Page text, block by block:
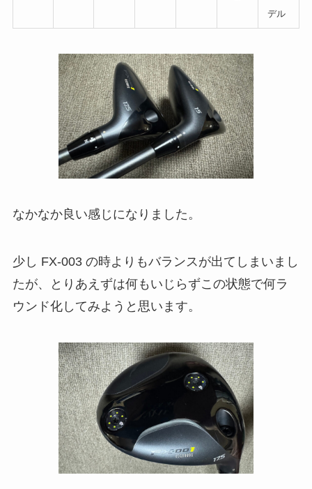
デル
なかなか良い感じになりました。
少し FX-003 の時よりもバランスが出てしまいまし
たが、とりあえずは何もいじらずこの状態で何ラ
ウンド化してみようと思います。